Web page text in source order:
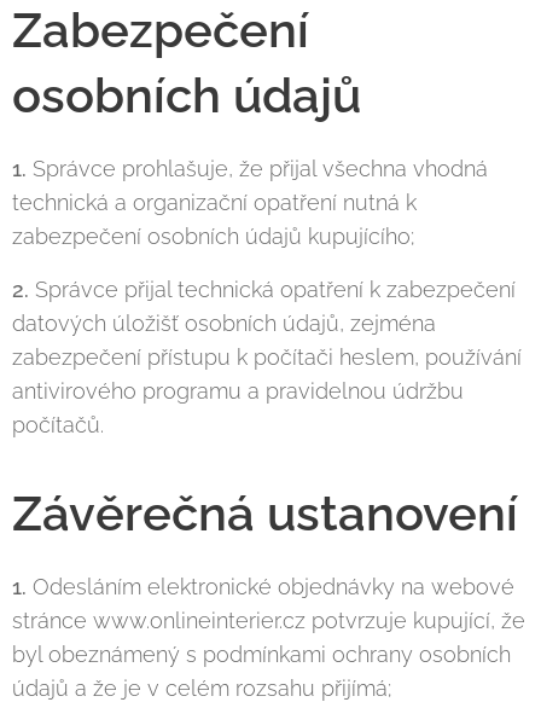
Zabezpečení
osobních údajů
1. Správce prohlašuje, že přijal všechna vhodná
technická a organizační opatření nutná k
zabezpečení osobních údajů kupujícího;
2. Správce přijal technická opatření k zabezpečení
datových úložišť osobních údajů, zejména
zabezpečení přístupu k počítači heslem, používání
antivirového programu a pravidelnou údržbu
počítačů.
Závěrečná ustanovení
1. Odesláním elektronické objednávky na webové
stránce www.onlineinterier.cz potvrzuje kupující, že
byl obeznámený s podmínkami ochrany osobních
údajů a že je v celém rozsahu přijímá;